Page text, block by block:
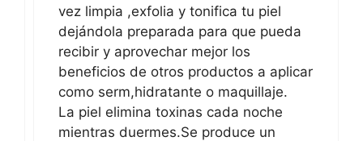
vez limpia ,exfolia y tonifica tu piel
dejándola preparada para que pueda
recibir y aprovechar mejor los
beneficios de otros productos a aplicar
como serm,hidratante o maquillaje.
La piel elimina toxinas cada noche
mientras duermes.Se produce un